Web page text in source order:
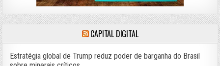
CAPITAL DIGITAL
Estratégia global de Trump reduz poder de barganha do Brasil